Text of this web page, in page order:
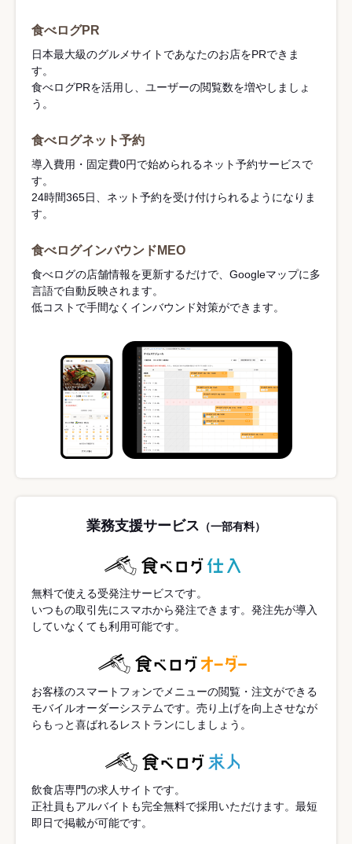
食べログPR
日本最大級のグルメサイトであなたのお店をPRできま
す。
食べログPRを活用し、ユーザーの閲覧数を増やしましょ
う。
食べログネット予約
導入費用・固定費0円で始められるネット予約サービスで
す。
24時間365日、ネット予約を受け付けられるようになりま
す。
食べログインバウンドMEO
食べログの店舗情報を更新するだけで、Googleマップに多
言語で自動反映されます。
低コストで手間なくインバウンド対策ができます。
業務支援サービス （一部有料）
無料で使える受発注サービスです。
いつもの取引先にスマホから発注できます。発注先が導入
していなくても利用可能です。
お客様のスマートフォンでメニューの閲覧・注文ができる
モバイルオーダーシステムです。売り上げを向上させなが
らもっと喜ばれるレストランにしましょう。
飲食店専門の求人サイトです。
正社員もアルバイトも完全無料で採用いただけます。最短
即日で掲載が可能です。